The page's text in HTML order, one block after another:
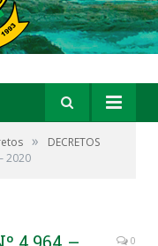
»
DECRETOS
2020
0